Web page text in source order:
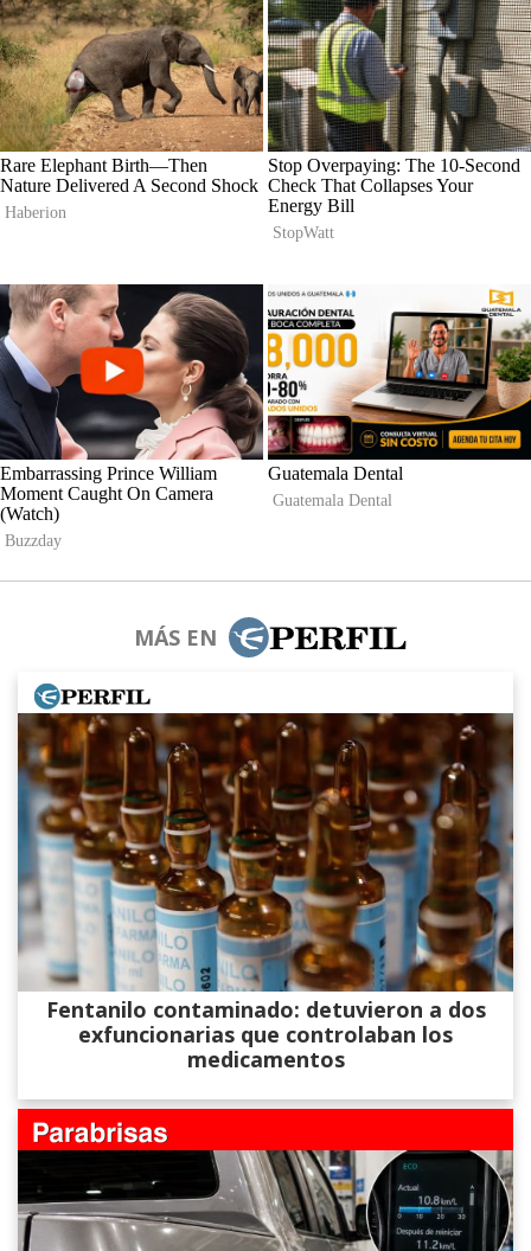
MÁS EN
Fentanilo contaminado: detuvieron a dos
exfuncionarias que controlaban los
medicamentos